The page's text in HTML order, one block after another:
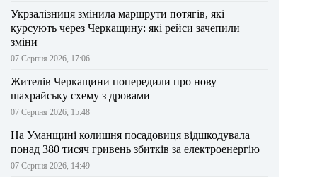
Укрзалізниця змінила маршрути потягів, які
курсують через Черкащину: які рейси зачепили
зміни
07 Серпня 2026, 17:06
Жителів Черкащини попередили про нову
шахрайську схему з дровами
07 Серпня 2026, 15:48
На Уманщині колишня посадовиця відшкодувала
понад 380 тисяч гривень збитків за електроенергію
07 Серпня 2026, 14:49